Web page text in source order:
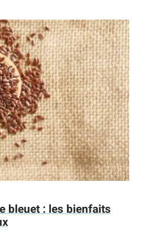
bleuet : les bienfaits